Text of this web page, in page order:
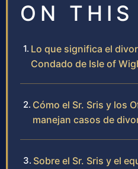
ON THIS
Lo que significa el
Condado de Isle of
Cómo el Sr. Sris y los
manejan casos de
Sobre el Sr. Sris y el